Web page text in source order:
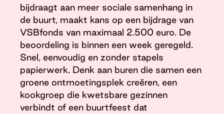
bijdraagt aan meer sociale samenhang in
de buurt, maakt kans op een bijdrage van
VSBfonds van maximaal 2.500 euro. De
beoordeling is binnen een week geregeld.
Snel, eenvoudig en zonder stapels
papierwerk. Denk aan buren die samen een
groene ontmoetingsplek creëren, een
kookgroep die kwetsbare gezinnen
verbindt of een buurtfeest dat